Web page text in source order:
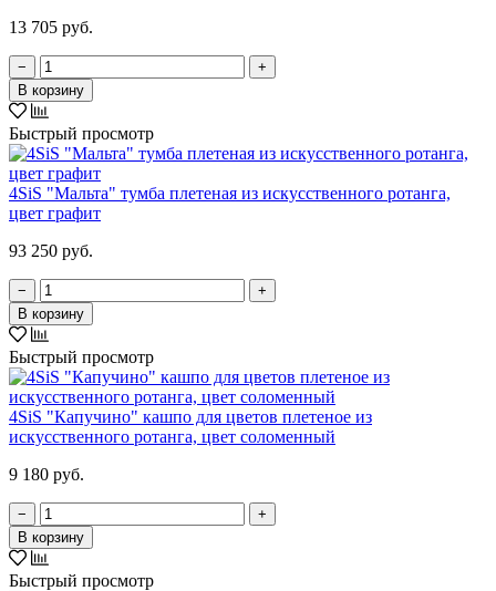
13 705 руб.
−
+
В корзину
Быстрый просмотр
4SiS "Мальта" тумба плетеная из искусственного ротанга,
цвет графит
93 250 руб.
−
+
В корзину
Быстрый просмотр
4SiS "Капучино" кашпо для цветов плетеное из
искусственного ротанга, цвет соломенный
9 180 руб.
−
+
В корзину
Быстрый просмотр